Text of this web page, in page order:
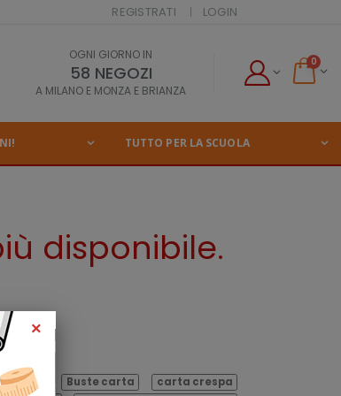
×
REGISTRATI LOGIN
OGNI GIORNO IN
58 NEGOZI
A MILANO E MONZA E BRIANZA
0
TUTTO PER LA SCUOLA
disponibile.
Buste carta
carta crespa